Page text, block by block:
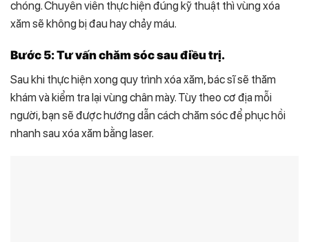
chóng. Chuyên viên thực hiện đúng kỹ thuật thì vùng xóa
xăm sẽ không bị đau hay chảy máu.
Bước 5: Tư vấn chăm sóc sau điều trị.
Sau khi thực hiện xong quy trình xóa xăm, bác sĩ sẽ thăm
khám và kiểm tra lại vùng chân mày. Tùy theo cơ địa mỗi
người, bạn sẽ được hướng dẫn cách chăm sóc để phục hồi
nhanh sau xóa xăm bằng laser.